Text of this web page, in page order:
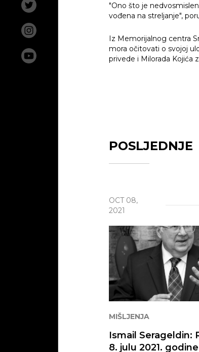
"Ono što je
vođena na streljanje",
Iz Memorijalnog centra
mora očitovati o svojoj
privede i Milorada Kojića
POSLJEDNJE
OCT 08,
2021
MIŠLJENJA
Ismail Serageldin:
8. julu 2021. godine